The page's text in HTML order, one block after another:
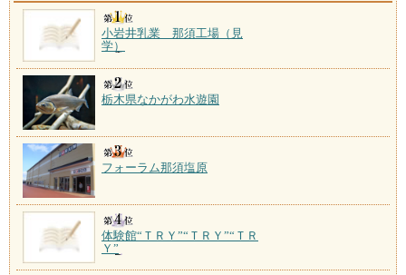
小岩井乳業 那須工場（見
学）
栃木県なかがわ水遊園
フォーラム那須塩原
体験館“ＴＲＹ”“ＴＲＹ”“ＴＲ
Ｙ”